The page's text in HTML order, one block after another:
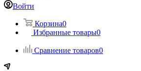
Войти
Корзина0
Избранные товары0
Сравнение товаров0